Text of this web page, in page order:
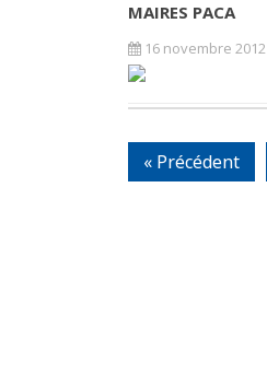
MAIRES PACA
16 novembre 2012
« Précédent